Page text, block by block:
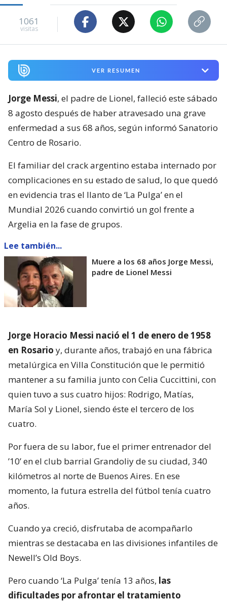
1061
visitas
VER RESUMEN
Jorge Messi, el padre de Lionel, falleció este sábado
8 agosto después de haber atravesado una grave
enfermedad a sus 68 años, según informó Sanatorio
Centro de Rosario.
El familiar del crack argentino estaba internado por
complicaciones en su estado de salud, lo que quedó
en evidencia tras el llanto de ‘La Pulga’ en el
Mundial 2026 cuando convirtió un gol frente a
Argelia en la fase de grupos.
Lee también...
Muere a los 68 años Jorge Messi,
padre de Lionel Messi
Jorge Horacio Messi nació el 1 de enero de 1958
en Rosario y, durante años, trabajó en una fábrica
metalúrgica en Villa Constitución que le permitió
mantener a su familia junto con Celia Cuccittini, con
quien tuvo a sus cuatro hijos: Rodrigo, Matías,
María Sol y Lionel, siendo éste el tercero de los
cuatro.
Por fuera de su labor, fue el primer entrenador del
’10’ en el club barrial Grandoliy de su ciudad, 340
kilómetros al norte de Buenos Aires. En ese
momento, la futura estrella del fútbol tenía cuatro
años.
Cuando ya creció, disfrutaba de acompañarlo
mientras se destacaba en las divisiones infantiles de
Newell’s Old Boys.
Pero cuando ‘La Pulga’ tenía 13 años, las
dificultades por afrontar el tratamiento